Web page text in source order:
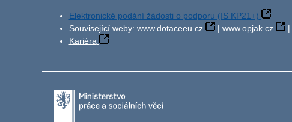
Elektronické podání žádosti o podporu (IS KP21+)
Související weby: www.dotaceeu.cz | www.opjak.cz |
Kariéra